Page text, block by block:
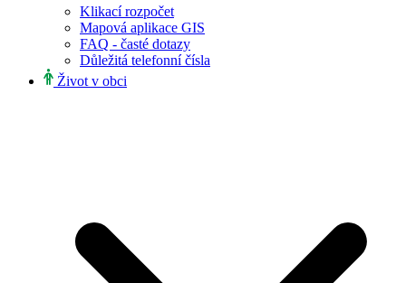
Klikací rozpočet
Mapová aplikace GIS
FAQ - časté dotazy
Důležitá telefonní čísla
Život v obci